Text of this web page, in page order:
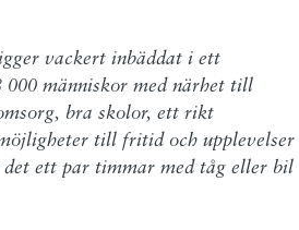
vackert inbäddat i ett
000 människor med närhet till
bra skolor, ett rikt
till fritid och upplevelser
ett par timmar med tåg eller bil